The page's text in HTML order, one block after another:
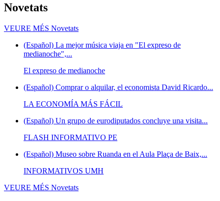
Novetats
VEURE MÉS Novetats
(Español) La mejor música viaja en "El expreso de
medianoche",...
El expreso de medianoche
(Español) Comprar o alquilar, el economista David Ricardo...
LA ECONOMÍA MÁS FÁCIL
(Español) Un grupo de eurodiputados concluye una visita...
FLASH INFORMATIVO PE
(Español) Museo sobre Ruanda en el Aula Plaça de Baix,...
INFORMATIVOS UMH
VEURE MÉS Novetats